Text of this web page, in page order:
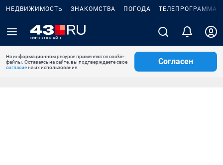
НЕДВИЖИМОСТЬ ЗНАКОМСТВА ПОГОДА ТЕЛЕПРОГРАММА
На информационном ресурсе применяются cookie-
файлы. Оставаясь на сайте, вы подтверждаете свое
согласиена их использование.
Согласен